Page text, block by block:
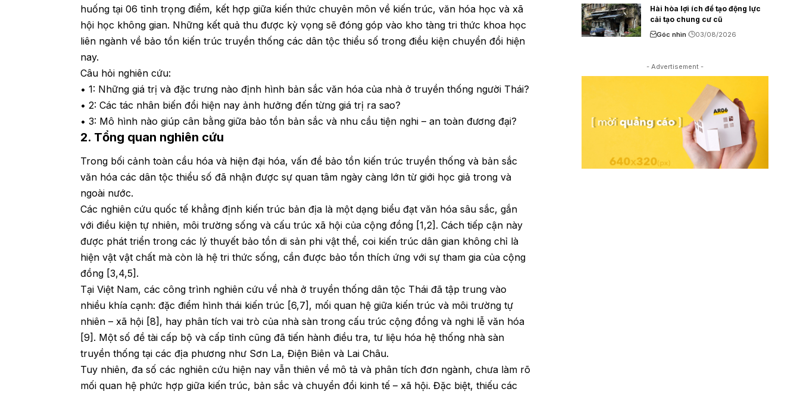
huống tại 06 tỉnh trọng điểm, kết hợp giữa kiến thức chuyên môn về kiến trúc, văn hóa học và xã
hội học không gian. Những kết quả thu được kỳ vọng sẽ đóng góp vào kho tàng tri thức khoa học
liên ngành về bảo tồn kiến trúc truyền thống các dân tộc thiểu số trong điều kiện chuyển đổi hiện
nay.
Câu hỏi nghiên cứu:
• 1: Những giá trị và đặc trưng nào định hình bản sắc văn hóa của nhà ở truyền thống người Thái?
• 2: Các tác nhân biến đổi hiện nay ảnh hưởng đến từng giá trị ra sao?
• 3: Mô hình nào giúp cân bằng giữa bảo tồn bản sắc và nhu cầu tiện nghi – an toàn đương đại?
2. Tổng quan nghiên cứu
Trong bối cảnh toàn cầu hóa và hiện đại hóa, vấn đề bảo tồn kiến trúc truyền thống và bản sắc
văn hóa các dân tộc thiểu số đã nhận được sự quan tâm ngày càng lớn từ giới học giả trong và
ngoài nước.
Các nghiên cứu quốc tế khẳng định kiến trúc bản địa là một dạng biểu đạt văn hóa sâu sắc, gắn
với điều kiện tự nhiên, môi trường sống và cấu trúc xã hội của cộng đồng [1,2]. Cách tiếp cận này
được phát triển trong các lý thuyết bảo tồn di sản phi vật thể, coi kiến trúc dân gian không chỉ là
hiện vật vật chất mà còn là hệ tri thức sống, cần được bảo tồn thích ứng với sự tham gia của cộng
đồng [3,4,5].
Tại Việt Nam, các công trình nghiên cứu về nhà ở truyền thống dân tộc Thái đã tập trung vào
nhiều khía cạnh: đặc điểm hình thái kiến trúc [6,7], mối quan hệ giữa kiến trúc và môi trường tự
nhiên – xã hội [8], hay phân tích vai trò của nhà sàn trong cấu trúc cộng đồng và nghi lễ văn hóa
[9]. Một số đề tài cấp bộ và cấp tỉnh cũng đã tiến hành điều tra, tư liệu hóa hệ thống nhà sàn
truyền thống tại các địa phương như Sơn La, Điện Biên và Lai Châu.
Tuy nhiên, đa số các nghiên cứu hiện nay vẫn thiên về mô tả và phân tích đơn ngành, chưa làm rõ
mối quan hệ phức hợp giữa kiến trúc, bản sắc và chuyển đổi kinh tế – xã hội. Đặc biệt, thiếu các
Hài hòa lợi ích để tạo động lực
cải tạo chung cư cũ
Góc nhìn 03/08/2026
- Advertisement -